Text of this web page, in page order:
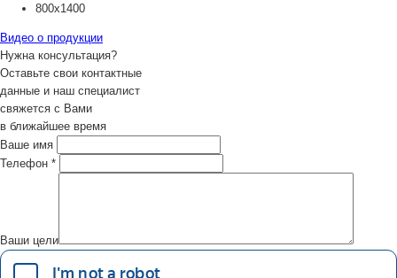
800х1400
Видео о продукции
Нужна консультация?
Оставьте свои контактные
данные и наш специалист
свяжется с Вами
в ближайшее время
Ваше имя
Телефон *
Ваши цели